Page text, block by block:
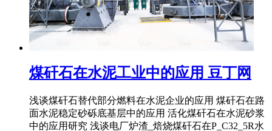
煤矸石在水泥工业中的应用 豆丁网
浅谈煤矸石替代部分燃料在水泥企业的应用 煤矸石在路
面水泥稳定砂砾底基层中的应用 活化煤矸石在水泥砂浆
中的应用研究 浅谈电厂炉渣_焙烧煤矸石在P_C32_5R水